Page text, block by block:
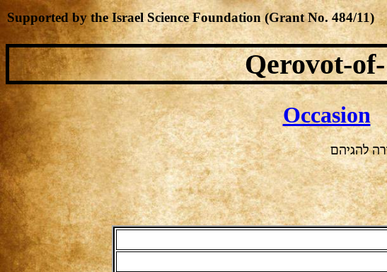
Qerovot-
Occasion
להגיהם
Supported by the Israel Science Foundation (Grant No. 484/11)